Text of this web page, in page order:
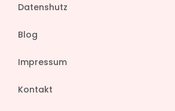
Datenshutz
Blog
Impressum
Kontakt